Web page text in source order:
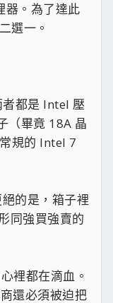
器。為了達此
選一。
都是 Intel 壓
（畢竟 18A 晶
規的 Intel 7
的是，箱子裡
同強買強賣的
裡都在滴血。
還必須被迫把